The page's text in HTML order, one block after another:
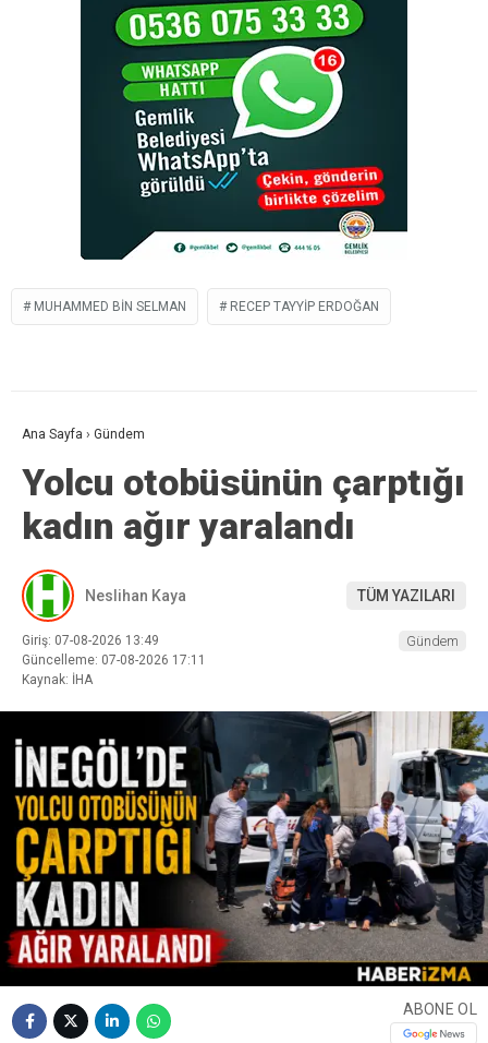
MUHAMMED BIN SELMAN RECEP TAYYIP ERDOĞAN
Ana Sayfa › Gündem
Yolcu otobüsünün çarptığı
kadın ağır yaralandı
Neslihan Kaya TÜM YAZILARI
Giriş: 07-08-2026 13:49
Güncelleme: 07-08-2026 17:11
Kaynak: İHA
Gündem
ABONE OL